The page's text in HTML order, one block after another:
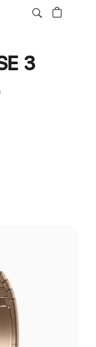
3